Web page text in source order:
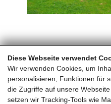
Diese Webseite verwendet
Wir verwenden Cookies, um
personalisieren, Funktionen für
die Zugriffe auf unsere
setzen wir Tracking-Tools wie
Bauernhof
Schloss